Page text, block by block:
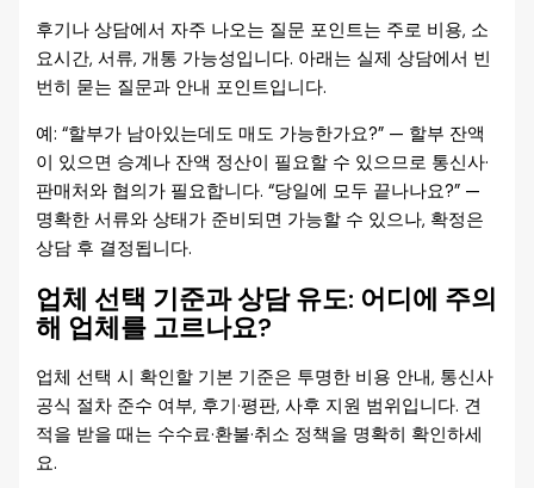
후기나 상담에서 자주 나오는 질문 포인트는 주로 비용, 소
요시간, 서류, 개통 가능성입니다. 아래는 실제 상담에서 빈
번히 묻는 질문과 안내 포인트입니다.
예: “할부가 남아있는데도 매도 가능한가요?” — 할부 잔액
이 있으면 승계나 잔액 정산이 필요할 수 있으므로 통신사·
판매처와 협의가 필요합니다. “당일에 모두 끝나나요?” —
명확한 서류와 상태가 준비되면 가능할 수 있으나, 확정은
상담 후 결정됩니다.
업체 선택 기준과 상담 유도: 어디에 주의
해 업체를 고르나요?
업체 선택 시 확인할 기본 기준은 투명한 비용 안내, 통신사
공식 절차 준수 여부, 후기·평판, 사후 지원 범위입니다. 견
적을 받을 때는 수수료·환불·취소 정책을 명확히 확인하세
요.